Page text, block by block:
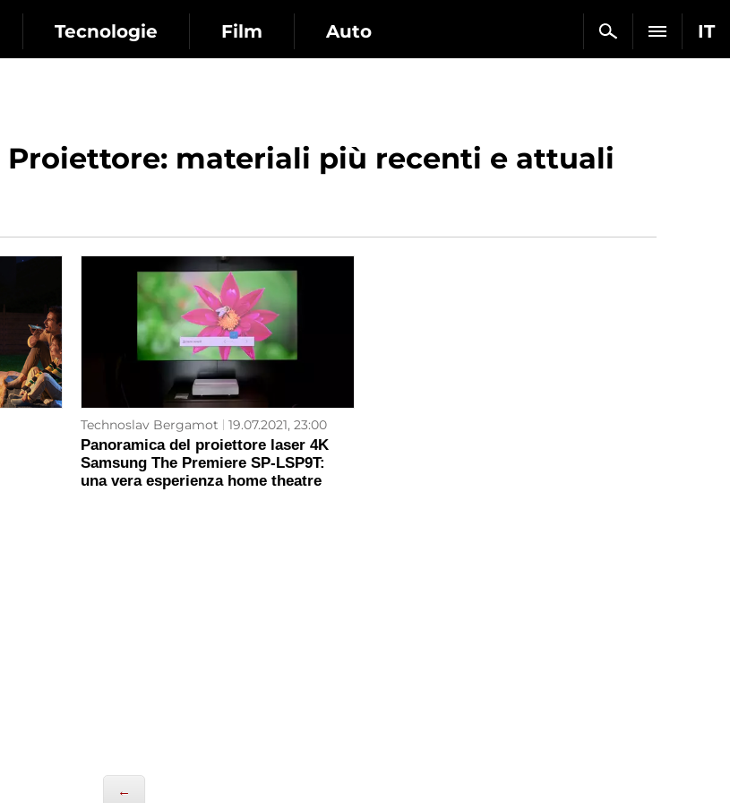
IT
Tecnologie Film Auto
materiali più recenti e attuali
Technoslav Bergamot 19.07.2021, 23:00
Panoramica del proiettore laser 4K
Samsung The Premiere SP-LSP9T:
una vera esperienza home theatre
←